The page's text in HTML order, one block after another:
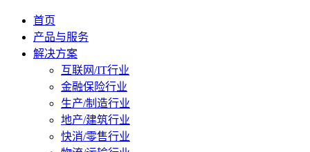
首页
产品与服务
解决方案
互联网/IT行业
金融保险行业
生产/制造行业
地产/建筑行业
快消/零售行业